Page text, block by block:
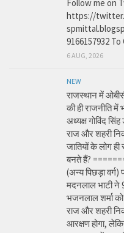
Follow me on
https://
9166157932
6 AUG, 2026
NEW
राजस्थान में
की ही राजनीति
अध्यक्ष गोविंद
राज और शहरी
जातियों के लोग
बनते हैं?
(अन्य पिछड़ा वर्ग)
मदनलाल भाटी ने
भजनलाल शर्मा को
राज और शहरी
आरक्षण होगा,